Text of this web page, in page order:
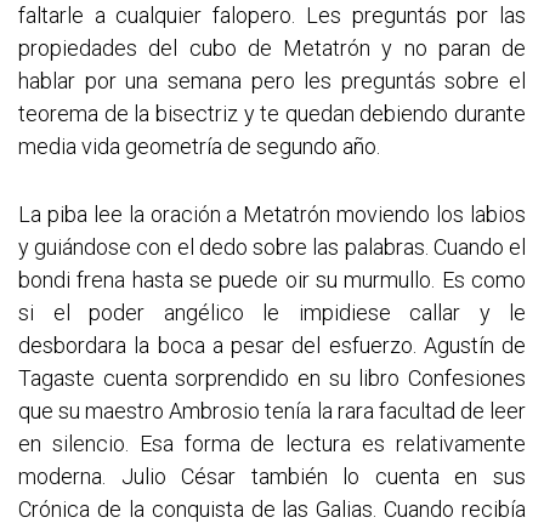
faltarle a cualquier falopero. Les preguntás por las
propiedades del cubo de Metatrón y no paran de
hablar por una semana pero les preguntás sobre el
teorema de la bisectriz y te quedan debiendo durante
media vida geometría de segundo año.
La piba lee la oración a Metatrón moviendo los labios
y guiándose con el dedo sobre las palabras. Cuando el
bondi frena hasta se puede oir su murmullo. Es como
si el poder angélico le impidiese callar y le
desbordara la boca a pesar del esfuerzo. Agustín de
Tagaste cuenta sorprendido en su libro Confesiones
que su maestro Ambrosio tenía la rara facultad de leer
en silencio. Esa forma de lectura es relativamente
moderna. Julio César también lo cuenta en sus
Crónica de la conquista de las Galias. Cuando recibía